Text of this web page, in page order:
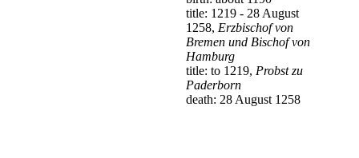
title: 1219 - 28 August
1258, Erzbischof von
Bremen und Bischof von
Hamburg
title: to 1219, Probst zu
Paderborn
death: 28 August 1258